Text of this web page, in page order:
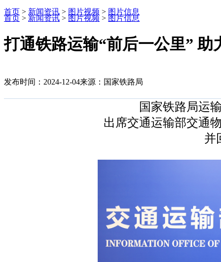
首页 > 新闻资讯 > 图片视频 > 图片信息
首页 > 新闻资讯 > 图片视频 > 图片信息
打通铁路运输“前后一公里”
发布时间：2024-12-04来源：国家铁路局
国家铁路局运
出席交通运输部交通
并